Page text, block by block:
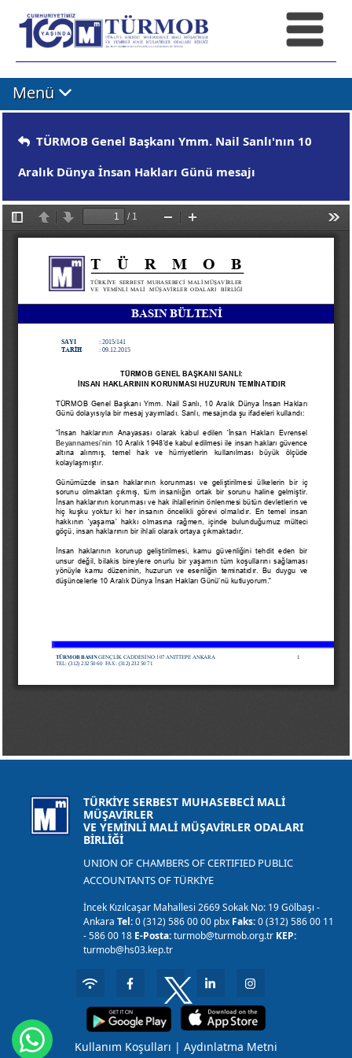
Menü
TÜRMOB Genel Başkanı Ymm. Nail Sanlı'nın 10
Aralık Dünya İnsan Hakları Günü mesajı
TÜRKİYE SERBEST MUHASEBECİ MALİ
MÜŞAVİRLER
VE YEMİNLİ MALİ MÜŞAVİRLER ODALARI
BİRLİĞİ
UNION OF CHAMBERS OF CERTIFIED PUBLIC
ACCOUNTANTS OF TÜRKİYE
İncek Kızılcaşar Mahallesi 2669 Sokak No: 19 Gölbaşı -
AnkaraTel:0 (312) 586 00 00 pbx Faks:0 (312) 586 00 11
- 586 00 18 E-Posta:turmob@turmob.org.tr KEP:
turmob@hs03.kep.tr
Kullanım Koşulları | Aydınlatma Metni